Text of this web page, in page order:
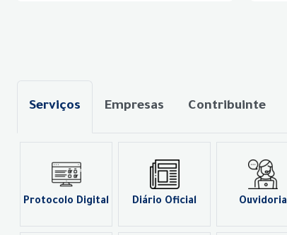
Serviços Empresas Contribuinte
Protocolo Digital Diário Oficial Ouvidoria